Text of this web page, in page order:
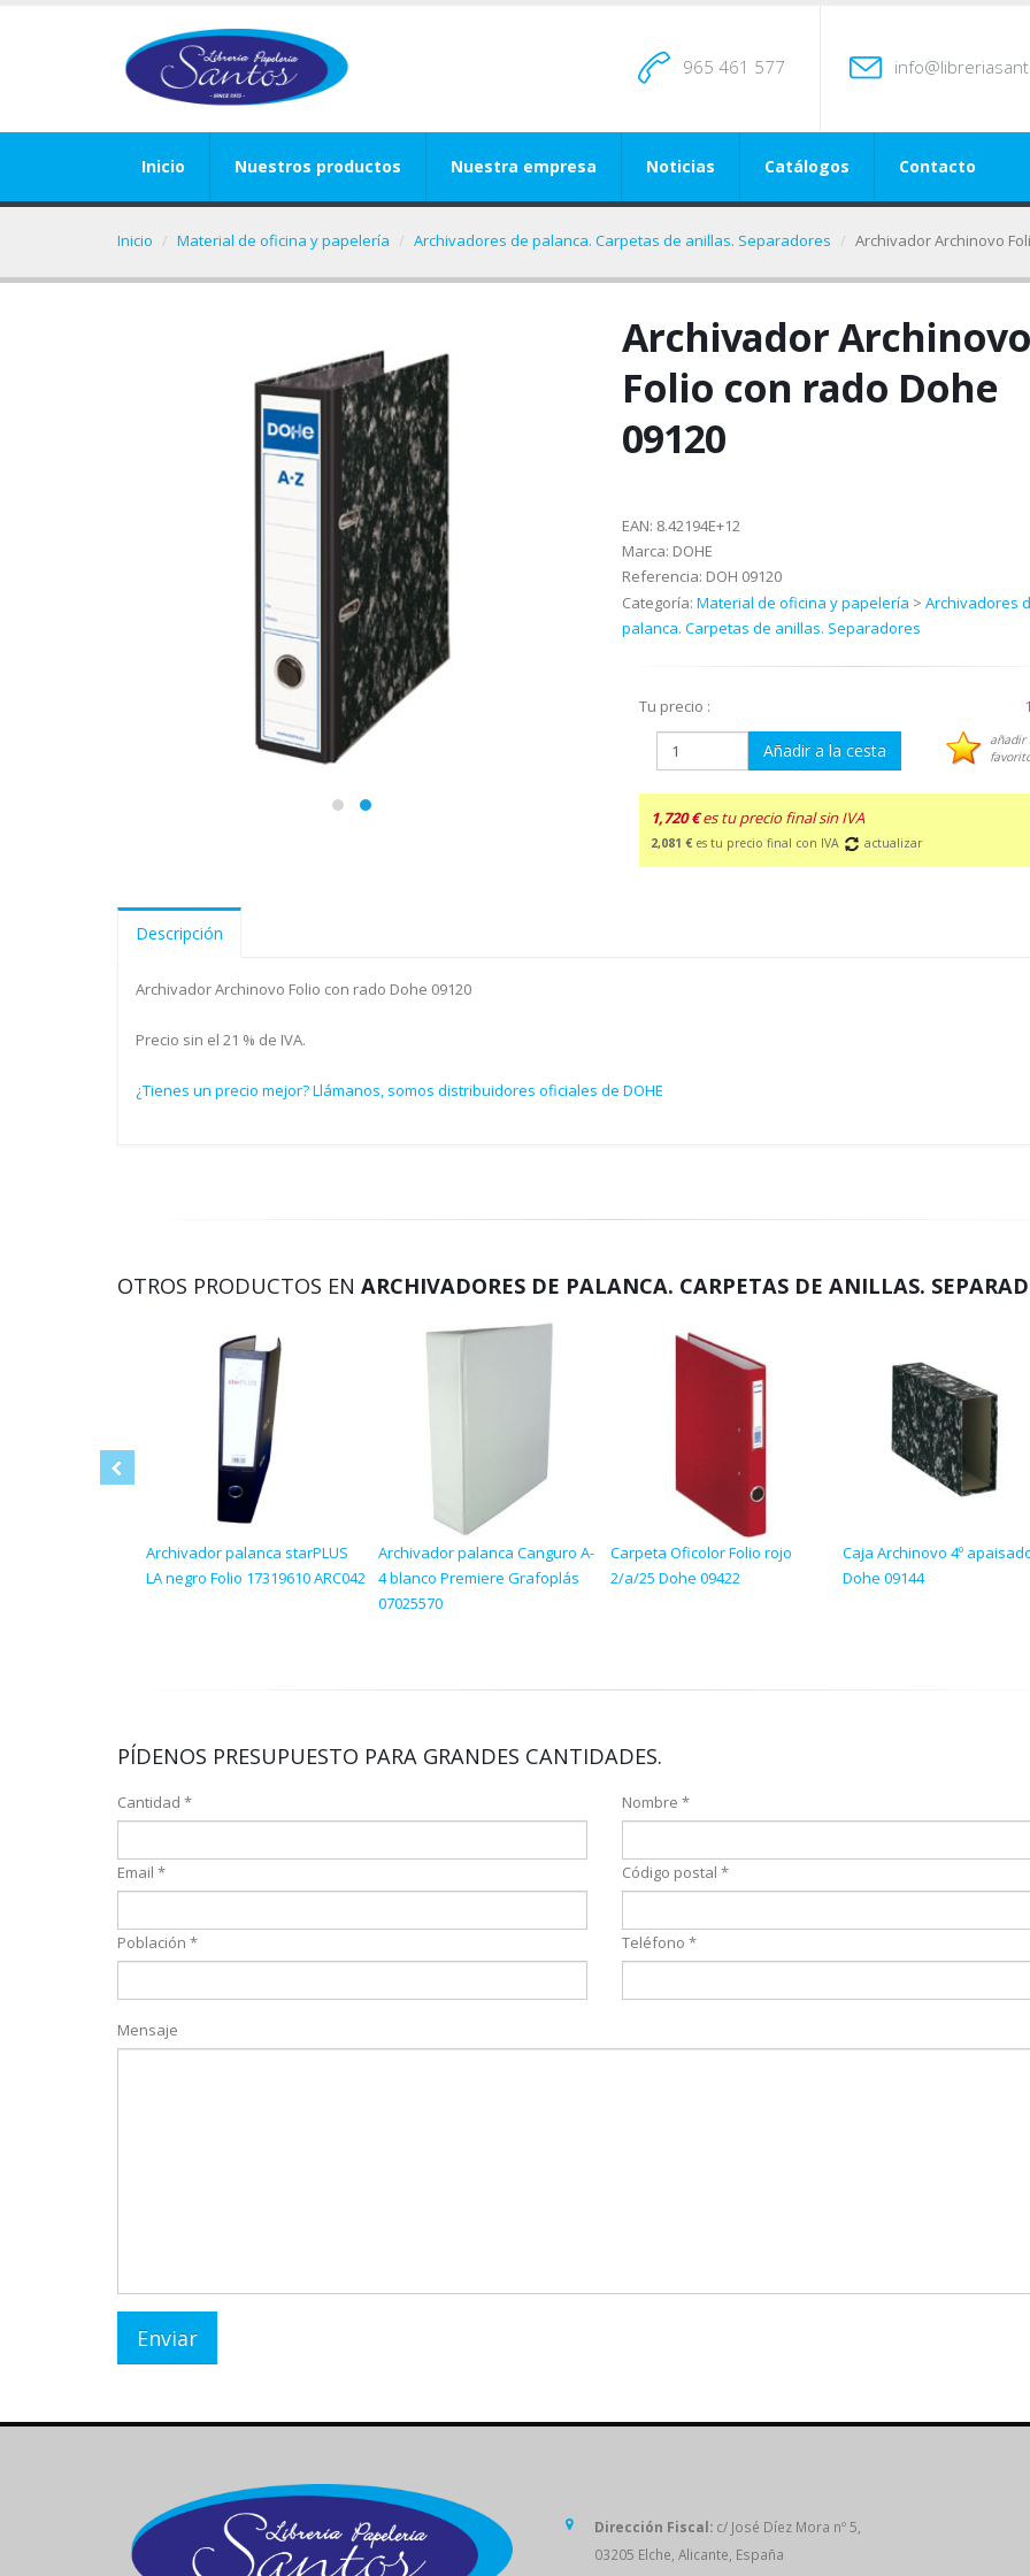
965 461 577
Inicio Nuestros productos Nuestra empresa Noticias Catálogos Contacto
Inicio Material de oficina y papelería Archivadores de palanca. Carpetas de anillas. Separadores Archivador Archinovo
Archivador Archinovo
Folio con rado Dohe
09120
EAN: 8.42194E+12
Marca: DOHE
Referencia: DOH 09120
Categoría: Material de oficina y papelería > Archivadores
palanca. Carpetas de anillas. Separadores
Tu precio :
Añadir a la cesta
añadir
1,720 €es tu precio final sin IVA
2,081 € es tu precio final con IVA actualizar
Descripción
Archivador Archinovo Folio con rado Dohe 09120
Precio sin el 21 % de IVA.
¿Tienes un precio mejor? Llámanos, somos distribuidores oficiales de DOHE
OTROS PRODUCTOS EN ARCHIVADORES DE PALANCA. CARPETAS DE ANILLAS.
Archivador palanca starPLUS
LA negro Folio 17319610 ARC042
Archivador palanca Canguro A-
4 blanco Premiere Grafoplás
07025570
Carpeta Oficolor Folio rojo
2/a/25 Dohe 09422
Caja Archinovo 4º
Dohe 09144
PÍDENOS PRESUPUESTO PARA GRANDES CANTIDADES.
Cantidad * Nombre *
Email * Código postal *
Población * Teléfono *
Mensaje
Dirección Fiscal: c/ José Díez Mora nº 5,
03205 Elche, Alicante, España